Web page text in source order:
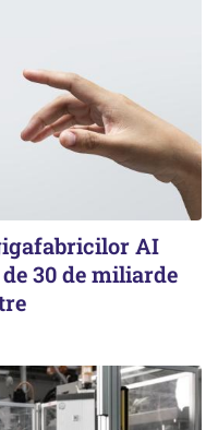
AI
30 de miliarde